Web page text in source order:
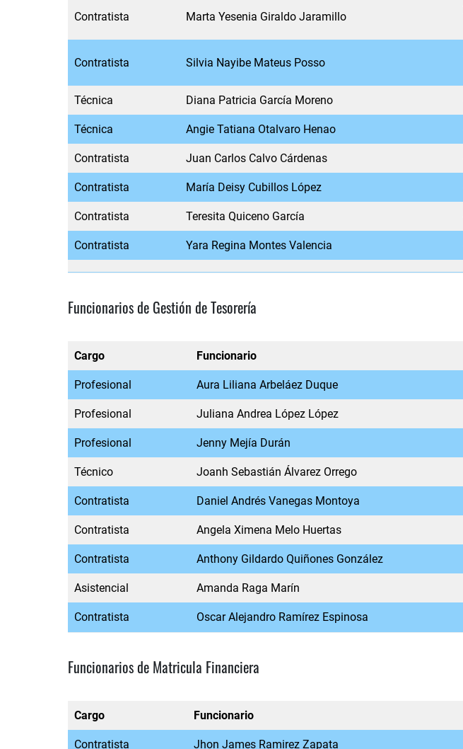
Contratista Marta Yesenia Giraldo Jaramillo
Contratista Silvia Nayibe Mateus Posso
Técnica Diana Patricia García Moreno
Técnica Angie Tatiana Otalvaro Henao
Contratista Juan Carlos Calvo Cárdenas
Contratista María Deisy Cubillos López
Contratista Teresita Quiceno García
Contratista Yara Regina Montes Valencia
Funcionarios de Gestión de Tesorería
Cargo Funcionario
Profesional Aura Liliana Arbeláez Duque
Profesional Juliana Andrea López López
Profesional Jenny Mejía Durán
Técnico Joanh Sebastián Álvarez Orrego
Contratista Daniel Andrés Vanegas Montoya
Contratista Angela Ximena Melo Huertas
Contratista Anthony Gildardo Quiñones González
Asistencial Amanda Raga Marín
Contratista Oscar Alejandro Ramírez Espinosa
Funcionarios de Matricula Financiera
Cargo Funcionario
Contratista Jhon James Ramirez Zapata